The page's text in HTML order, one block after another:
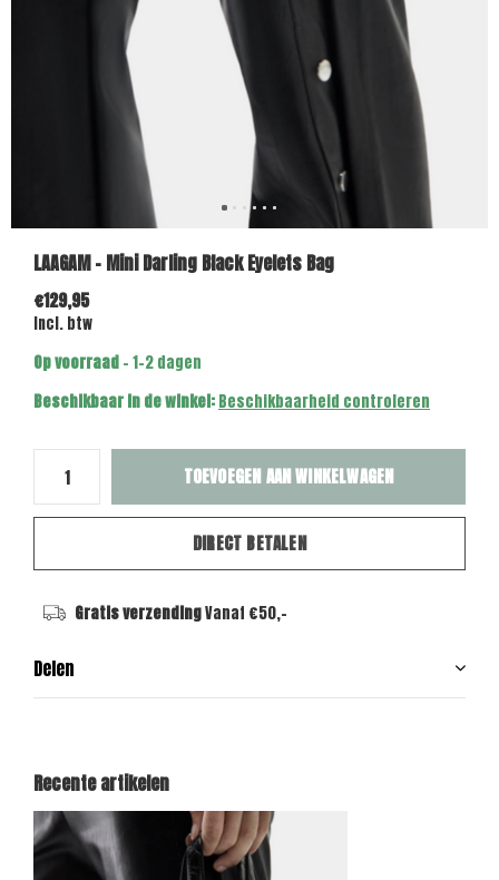
LAAGAM - Mini Darling Black Eyelets Bag
€129,95
Incl. btw
Op voorraad- 1-2 dagen
Beschikbaar in de winkel:Beschikbaarheid controleren
TOEVOEGEN AAN WINKELWAGEN
DIRECT BETALEN
Gratis verzendingVanaf €50,-
Delen
Recente artikelen